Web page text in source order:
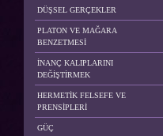
DÜŞSEL GERÇEKLER
PLATON VE MAĞARA
BENZETMESİ
İNANÇ KALIPLARINI
DEĞİŞTİRMEK
HERMETİK FELSEFE VE
PRENSİPLERİ
GÜÇ